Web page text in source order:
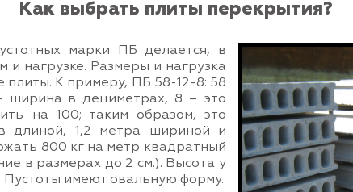
Как выбрать плиты перекрытия?
марки ПБ делается, в
нагрузке. Размеры и нагрузка
К примеру, ПБ 58-12-8: 58
ширина в дециметрах, 8 – это
на 100; таким образом, это
длиной, 1,2 метра шириной и
800 кг на метр квадратный
в размерах до 2 см.). Высота у
Пустоты имеют овальную форму.